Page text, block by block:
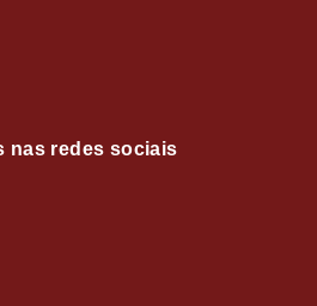
nas redes sociais